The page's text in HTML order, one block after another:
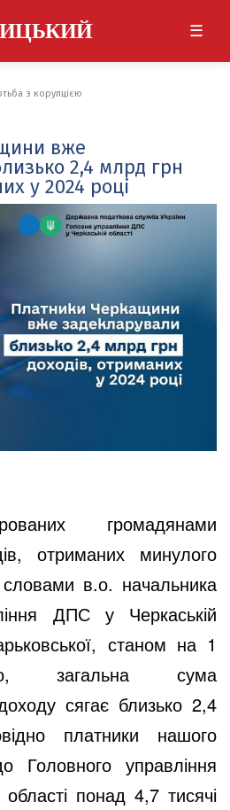
☰
з корупцією
вже
2,4 млрд грн
у 2024 році
громадянами
отриманих минулого
в.о. начальника
ДПС у Черкаській
станом на 1
загальна сума
сягає близько 2,4
платники нашого
Головного управління
понад 4,7 тисячі